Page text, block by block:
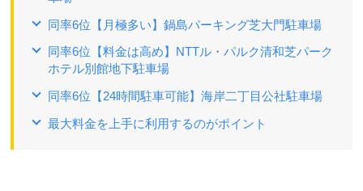
同率6位【月極多い】鍋島パーキング芝大門駐車場
同率6位【料金は高め】NTTル・パルク清和芝パーク
ホテル別館地下駐車場
同率6位【24時間駐車可能】海岸二丁目公社駐車場
最大料金を上手に利用するのがポイント